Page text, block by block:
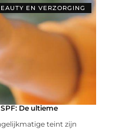
EN VERZORGING
De ultieme
teint zijn